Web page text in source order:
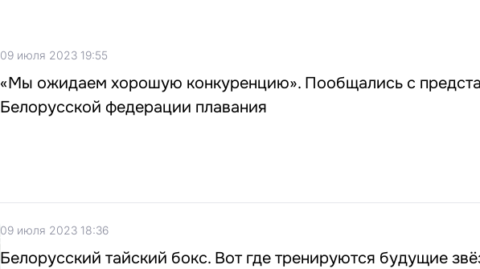
09 июля 2023 19:55
«Мы ожидаем хорошую конкуренцию». Пообщались с
Белорусской федерации плавания
09 июля 2023 18:36
Белорусский тайский бокс. Вот где тренируются будущие